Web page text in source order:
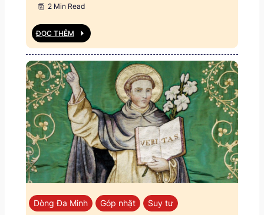
2 Min Read
ĐỌC THÊM
Dòng Đa Minh Góp nhặt Suy tư